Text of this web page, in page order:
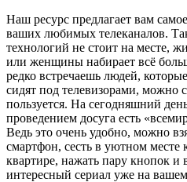
Наш ресурс предлагает вам
ваших любимых телеканалов.
технологий не стоит на месте,
или женщины набирает всё
редко встречаешь людей,
сидят под телевизорами, можно
пользуется. На сегодняшний
проведением досуга есть
Ведь это очень удобно, можно
смартфон, сесть в уютном месте
квартире, нажать пару кнопок и
интересный сериал уже на